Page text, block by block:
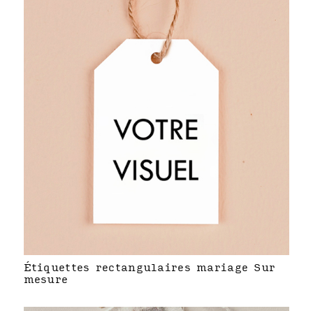
Étiquettes rectangulaires mariage Sur
mesure